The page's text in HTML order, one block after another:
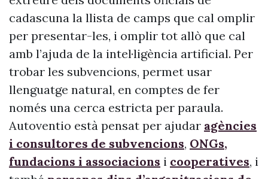
cadascuna la llista de camps que cal omplir
per presentar-les, i omplir tot allò que cal
amb l’ajuda de la intel·ligència artificial. Per
trobar les subvencions, permet usar
llenguatge natural, en comptes de fer
només una cerca estricta per paraula.
Autoventio està pensat per ajudar agències
i consultores de subvencions, ONGs,
fundacions i associacions i cooperatives, i